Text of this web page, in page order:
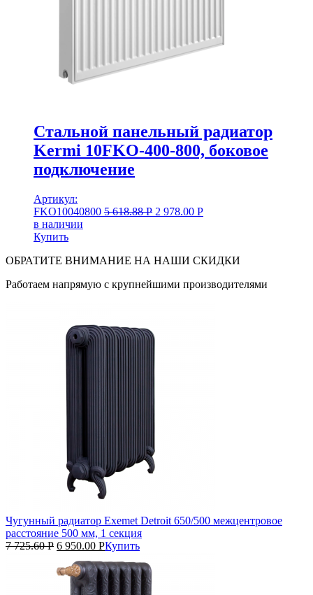
Стальной панельный радиатор
Kermi 10FKO-400-800, боковое
подключение
Артикул:
FKO10040800 5 618.88Р 2 978.00 Р
в наличии
Купить
ОБРАТИТЕ ВНИМАНИЕ НА НАШИ СКИДКИ
Работаем напрямую с крупнейшими производителями
Чугунный радиатор Exemet Detroit 650/500 межцентровое
расстояние 500 мм, 1 секция
7 725.60Р 6 950.00 РКупить